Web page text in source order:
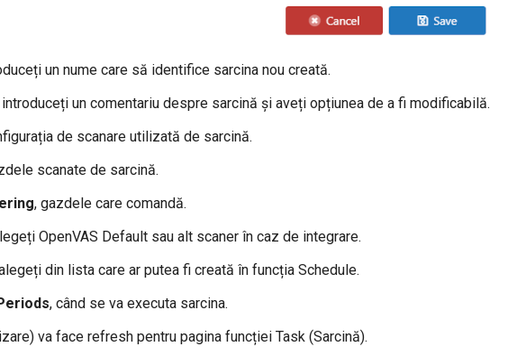
un nume care să identifice sarcina nou creată.
introduceți un comentariu despre sarcină și aveți opțiunea de a fi modificabilă.
de scanare utilizată de sarcină.
scanate de sarcină.
, gazdele care comandă.
OpenVAS Default sau alt scaner în caz de integrare.
din lista care ar putea fi creată în funcția Schedule.
, când se va executa sarcina.
va face refresh pentru pagina funcției Task (Sarcină).